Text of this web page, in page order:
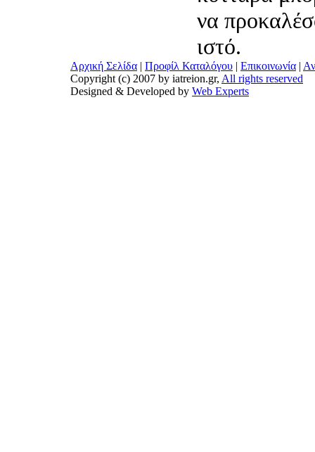
να
ιστό.
Αρχική Σελίδα | Προφίλ Καταλόγου | Επικοινωνία |
Copyright (c) 2007 by iatreion.gr, All rights reserved
Designed & Developed by Web Experts